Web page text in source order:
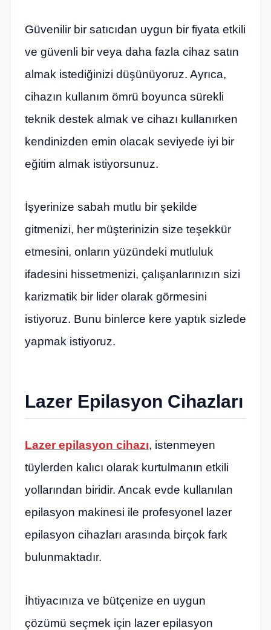
Güvenilir bir satıcıdan uygun bir fiyata etkili
ve güvenli bir veya daha fazla cihaz satın
almak istediğinizi düşünüyoruz. Ayrıca,
cihazın kullanım ömrü boyunca sürekli
teknik destek almak ve cihazı kullanırken
kendinizden emin olacak seviyede iyi bir
eğitim almak istiyorsunuz.
İşyerinize sabah mutlu bir şekilde
gitmenizi, her müşterinizin size teşekkür
etmesini, onların yüzündeki mutluluk
ifadesini hissetmenizi, çalışanlarınızın sizi
karizmatik bir lider olarak görmesini
istiyoruz. Bunu binlerce kere yaptık sizlede
yapmak istiyoruz.
Lazer Epilasyon Cihazları
Lazer epilasyon cihazı, istenmeyen
tüylerden kalıcı olarak kurtulmanın etkili
yollarından biridir. Ancak evde kullanılan
epilasyon makinesi ile profesyonel lazer
epilasyon cihazları arasında birçok fark
bulunmaktadır.
İhtiyacınıza ve bütçenize en uygun
çözümü seçmek için lazer epilasyon